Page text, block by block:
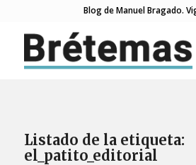
Blog de Manuel Bragado.
Listado de la etiqueta:
el_patito_editorial